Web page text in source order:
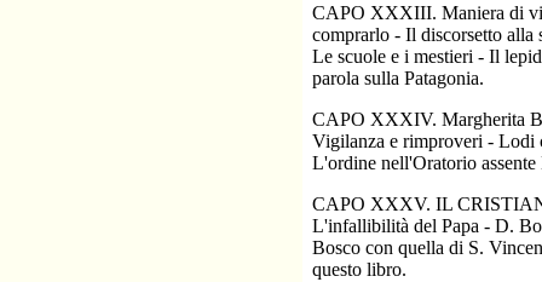
CAPO XXXIII. Maniera di
comprarlo - Il discorsetto alla
Le scuole e i mestieri - Il
parola sulla Patagonia.
CAPO XXXIV. Margherita
Vigilanza e rimproveri - Lodi
L'ordine nell'Oratorio
CAPO XXXV. IL
L'infallibilità del Papa - D.
Bosco con quella di S.
questo libro.